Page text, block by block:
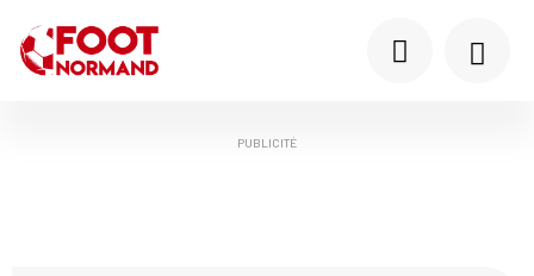
PUBLICITÉ